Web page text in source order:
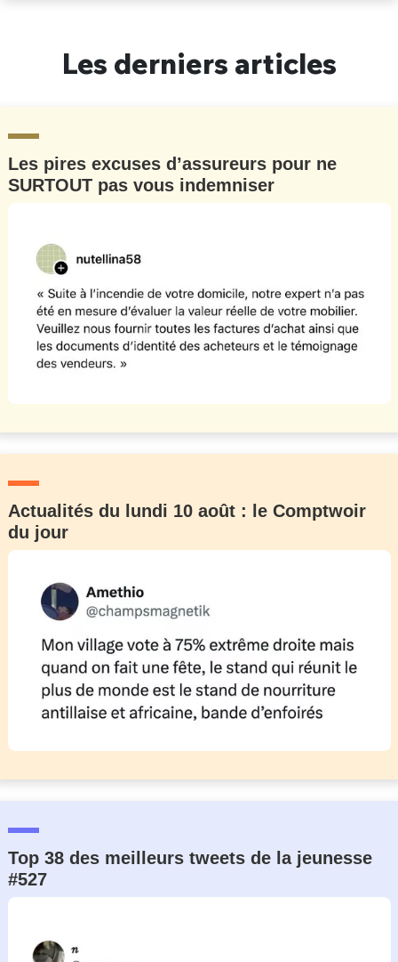
Les derniers articles
Les pires excuses d’assureurs pour ne
SURTOUT pas vous indemniser
Actualités du lundi 10 août : le Comptwoir
du jour
Top 38 des meilleurs tweets de la jeunesse
#527